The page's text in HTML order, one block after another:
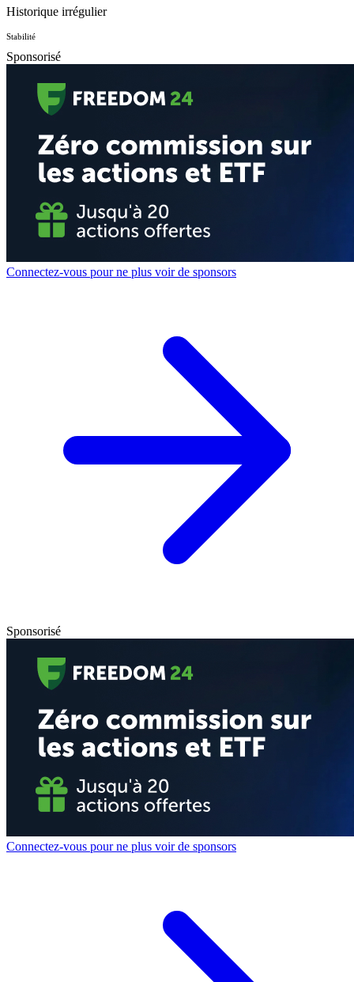
Historique irrégulier
Stabilité
Sponsorisé
Connectez-vous pour ne plus voir de sponsors
Sponsorisé
Connectez-vous pour ne plus voir de sponsors